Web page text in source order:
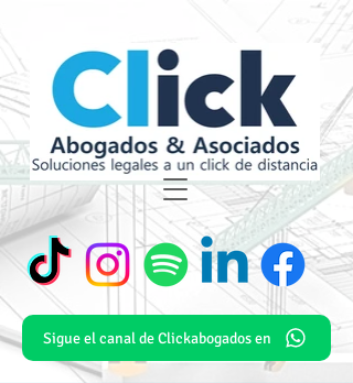
Sigue el canal de Clickabogados en